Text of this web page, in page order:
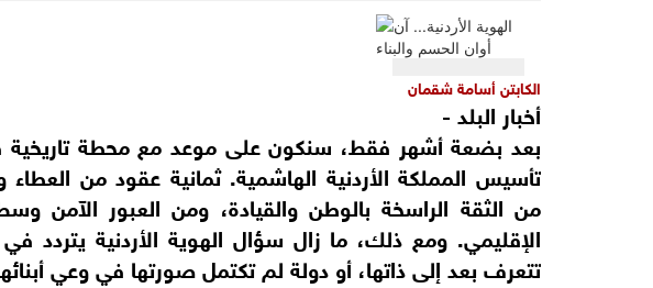
الكابتن أسامة شقمان
أخبار البلد -
بعد بضعة أشهر فقط، سنكون على موعد مع محطة تاريخية
تأسيس المملكة الأردنية الهاشمية. ثمانية عقود من
من الثقة الراسخة بالوطن والقيادة، ومن العبور
الإقليمي. ومع ذلك، ما زال سؤال الهوية الأردنية يتردد في
تتعرف بعد إلى ذاتها، أو دولة لم تكتمل صورتها في وعي